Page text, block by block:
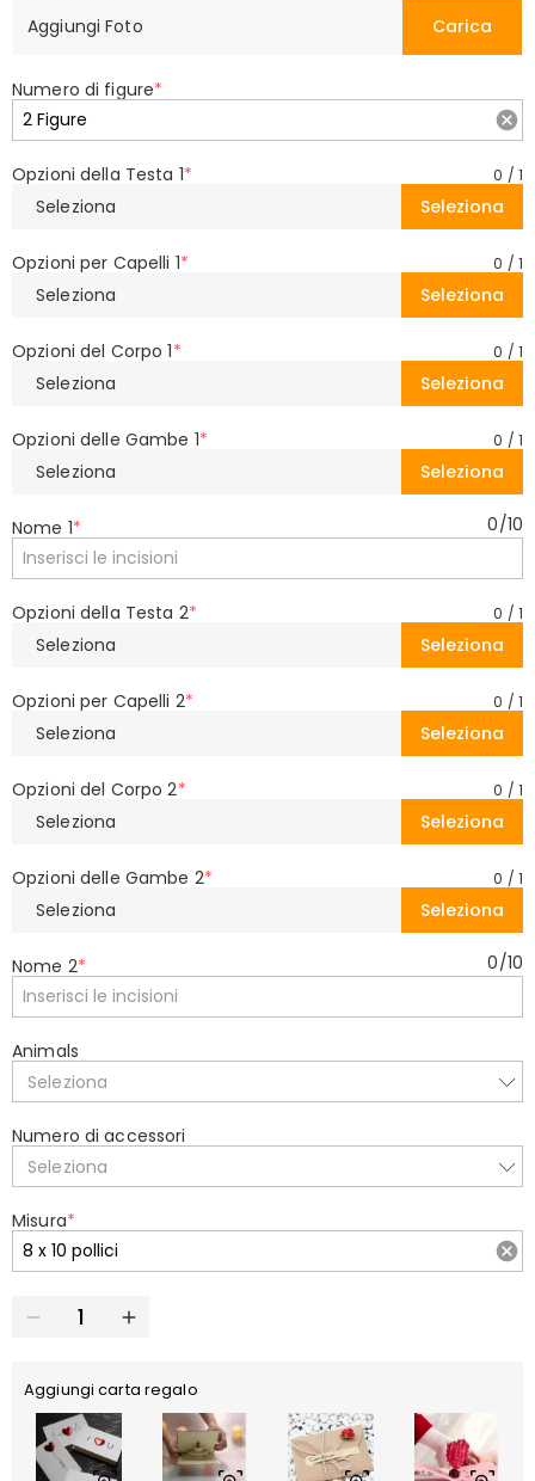
Aggiungi Foto
Carica
Numero di figure*
Opzioni della Testa 1* 0 / 1
Seleziona Seleziona
Opzioni per Capelli 1* 0 / 1
Seleziona Seleziona
Opzioni del Corpo 1* 0 / 1
Seleziona Seleziona
Opzioni delle Gambe 1* 0 / 1
Seleziona Seleziona
Nome 1* 0/10
Opzioni della Testa 2* 0 / 1
Seleziona Seleziona
Opzioni per Capelli 2* 0 / 1
Seleziona Seleziona
Opzioni del Corpo 2* 0 / 1
Seleziona Seleziona
Opzioni delle Gambe 2* 0 / 1
Seleziona Seleziona
Nome 2* 0/10
Animals
Seleziona
Numero di accessori
Seleziona
Misura*
Aggiungi carta regalo